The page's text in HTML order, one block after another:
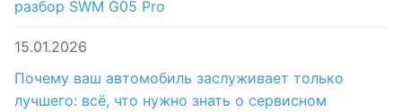
разбор SWM G05 Pro
15.01.2026
Почему ваш автомобиль заслуживает только
лучшего: всё, что нужно знать о сервисном